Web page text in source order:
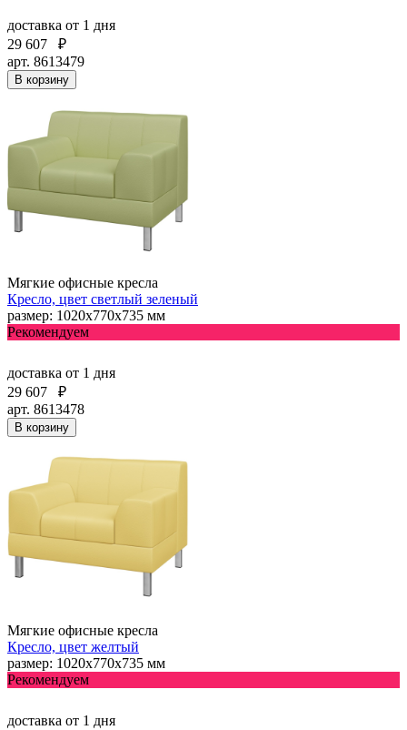
доставка от 1 дня
29 607
₽
арт. 8613479
В корзину
Мягкие офисные кресла
Кресло, цвет светлый зеленый
размер: 1020х770х735 мм
Рекомендуем
доставка от 1 дня
29 607
₽
арт. 8613478
В корзину
Мягкие офисные кресла
Кресло, цвет желтый
размер: 1020х770х735 мм
Рекомендуем
доставка от 1 дня